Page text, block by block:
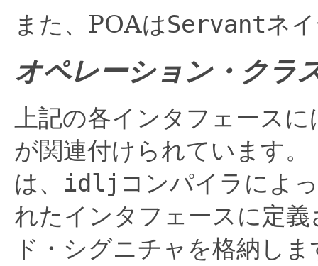
また、POAはServantネ
オペレーション・クラ
上記の各インタフェースに
が関連付けられています。
は、 idlj コンパイラによ
れたインタフェースに定
ド・シグニチャを格納しま